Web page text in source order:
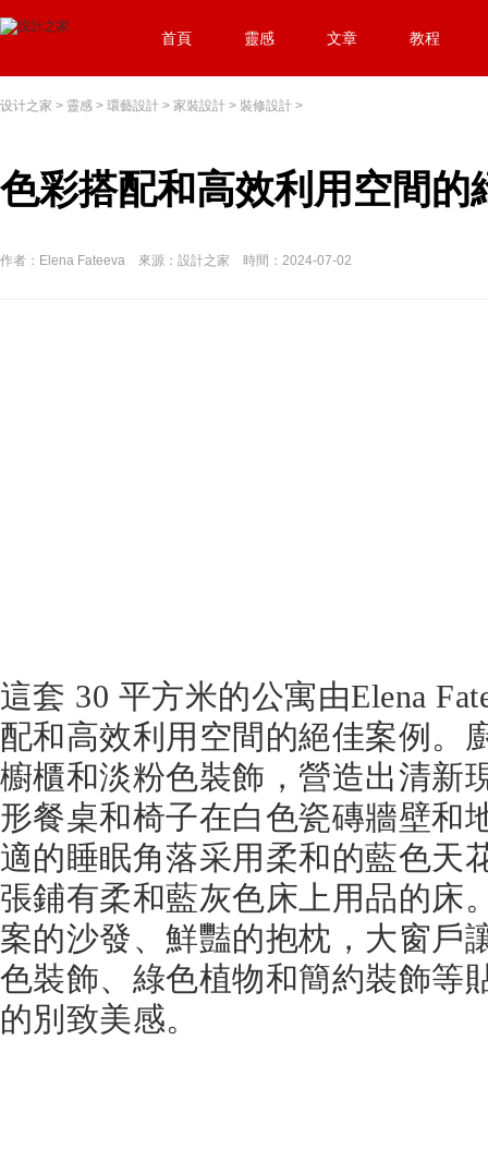
首頁 靈感 文章 教程
设计之家 > 靈感 > 環藝設計 > 家裝設計 > 裝修設計 >
色彩搭配和高效利用空間
作者：Elena Fateeva 來源：設計之家 時間：2024-07-02
這套 30 平方米的公寓由Elena
配和高效利用空間的絕佳案例。
櫥櫃和淡粉色裝飾，營造出清新
形餐桌和椅子在白色瓷磚牆壁和
適的睡眠角落采用柔和的藍色天
張鋪有柔和藍灰色床上用品的床
案的沙發、鮮豔的抱枕，大窗戶
色裝飾、綠色植物和簡約裝飾等
的別致美感。